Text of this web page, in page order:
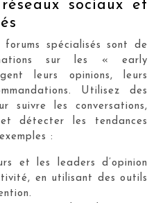
sociaux et
spécialisés sont de
sur les « early
leurs opinions, leurs
Utilisez des
suivre les conversations,
détecter les tendances
:
et les leaders d’opinion
en utilisant des outils